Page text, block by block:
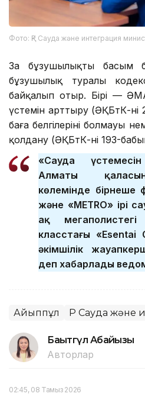
Фото: ҚР Сауда және интеграция
Заң бұзушылықтың басым
бұзушылық туралы
байқалып отыр. Бірі —
үстемін арттыру (ӘҚБтК-
баға белгілерінің болмауы
қолдану (ӘҚБтК-нің 193-
«Сауда
Алматы
көлемінде бірнеше
және «METRO» ірі
ақ
класстағы «Esentai
әкімшілік
деп хабарлады
Айыппұл ҚР Сауда және
Бақытгүл Абайқызы
Авторлар
02:45, 08 Тамыз 2026